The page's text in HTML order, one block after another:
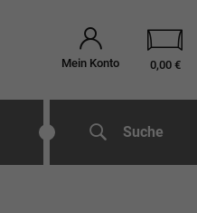
Mein Konto 0,00 €
Suche